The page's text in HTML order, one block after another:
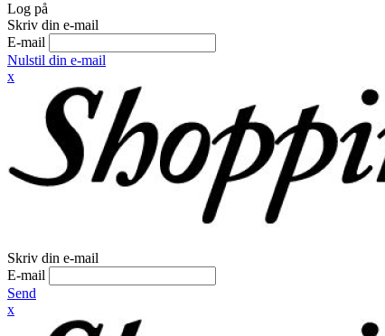
Log på
Skriv din e-mail
E-mail
Nulstil din e-mail
x
Skriv din e-mail
E-mail
Send
x